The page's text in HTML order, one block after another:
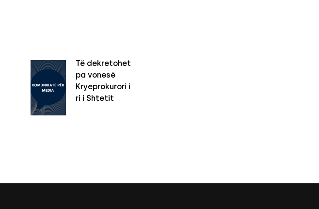
Të dekretohet
pa vonesë
Kryeprokurori i
ri i Shtetit